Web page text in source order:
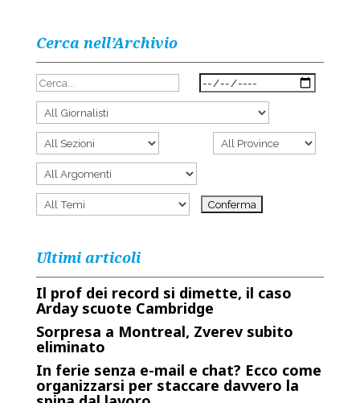
Cerca nell’Archivio
Ultimi articoli
Il prof dei record si dimette, il caso
Arday scuote Cambridge
Sorpresa a Montreal, Zverev subito
eliminato
In ferie senza e-mail e chat? Ecco come
organizzarsi per staccare davvero la